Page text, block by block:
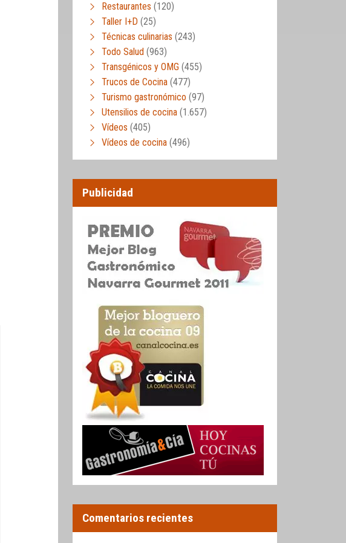
Restaurantes (120)
Taller I+D (25)
Técnicas culinarias (243)
Todo Salud (963)
Transgénicos y OMG (455)
Trucos de Cocina (477)
Turismo gastronómico (97)
Utensilios de cocina (1.657)
Vídeos (405)
Vídeos de cocina (496)
Publicidad
Comentarios recientes